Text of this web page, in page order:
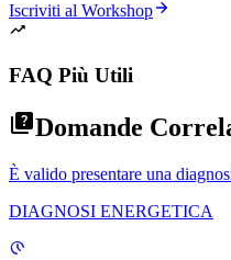
Iscriviti al Workshop
FAQ Più Utili
Domande
È valido presentare una
DIAGNOSI ENERGETICA